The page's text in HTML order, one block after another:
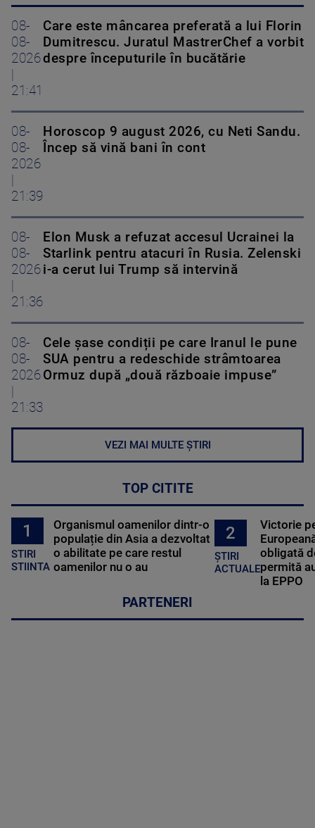
08-
08-
2026
21:41
Care este mâncarea preferată a lui Florin
Dumitrescu. Juratul MastrerChef a vorbit
despre începuturile în bucătărie
08-
08-
2026
21:39
Horoscop 9 august 2026, cu Neti Sandu.
Încep să vină bani în cont
08-
08-
2026
21:36
Elon Musk a refuzat accesul Ucrainei la
Starlink pentru atacuri în Rusia. Zelenski
i-a cerut lui Trump să intervină
08-
08-
2026
21:33
Cele șase condiții pe care Iranul le pune
SUA pentru a redeschide strâmtoarea
Ormuz după „două războaie impuse”
VEZI MAI MULTE ȘTIRI
TOP CITITE
1
STIRI
STIINTA
Organismul oamenilor dintr-o
populație din Asia a dezvoltat
o abilitate pe care restul
oamenilor nu o au
2
ȘTIRI
ACTUALE
Victorie
obligată
permită
la EPPO
PARTENERI